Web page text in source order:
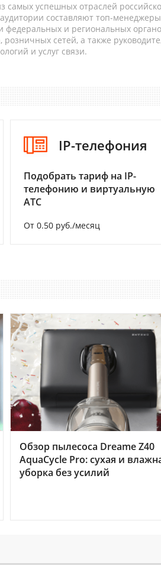
самых успешных отраслей
составляют топ-
федеральных и региональных
сетей, а также
и услуг связи.
IP-телефония
Подобрать тариф на IP-
телефонию и виртуальную
АТС
От 0.50 руб./месяц
Обзор пылесоса Dreame Z40
AquaCycle Pro: сухая и
уборка без усилий